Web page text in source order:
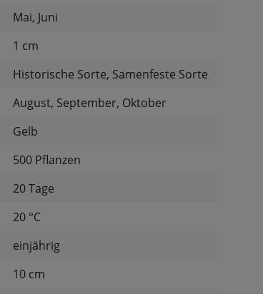
Mai, Juni
1 cm
Historische Sorte, Samenfeste Sorte
August, September, Oktober
Gelb
500 Pflanzen
20 Tage
20 °C
einjährig
10 cm